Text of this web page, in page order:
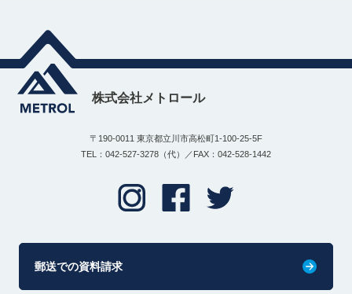
株式会社メトロール
〒190-0011 東京都立川市高松町1-100-25-5F
TEL：042-527-3278（代）／FAX：042-528-1442
郵送での資料請求